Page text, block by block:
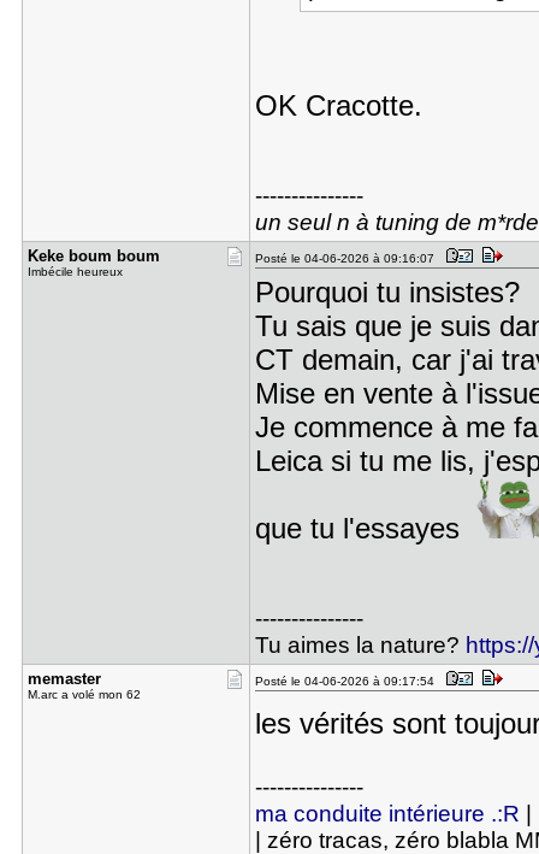
OK Cracotte.
---------------
un seul n à tuning de m*rde
Keke boum ​boum
Imbécile heureux
Posté le 04-06-2026 à 09:16:07
Pourquoi tu insistes?
Tu sais que je suis
CT demain, car j'ai
Mise en vente à
Je commence à me
Leica si tu me lis,
que tu l'essayes
---------------
Tu aimes la nature?
memaster
M.arc a volé mon 62
Posté le 04-06-2026 à 09:17:54
les vérités sont
---------------
ma conduite intérieure .:R
| zéro tracas, zéro blabla